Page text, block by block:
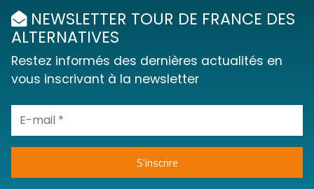
NEWSLETTER TOUR DE FRANCE DES
ALTERNATIVES
Restez informés des dernières actualités en
vous inscrivant à la newsletter